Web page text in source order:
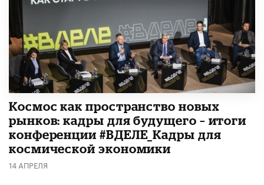
Космос как пространство новых
рынков: кадры для будущего – итоги
конференции #ВДЕЛЕ_Кадры для
космической экономики
14 АПРЕЛЯ